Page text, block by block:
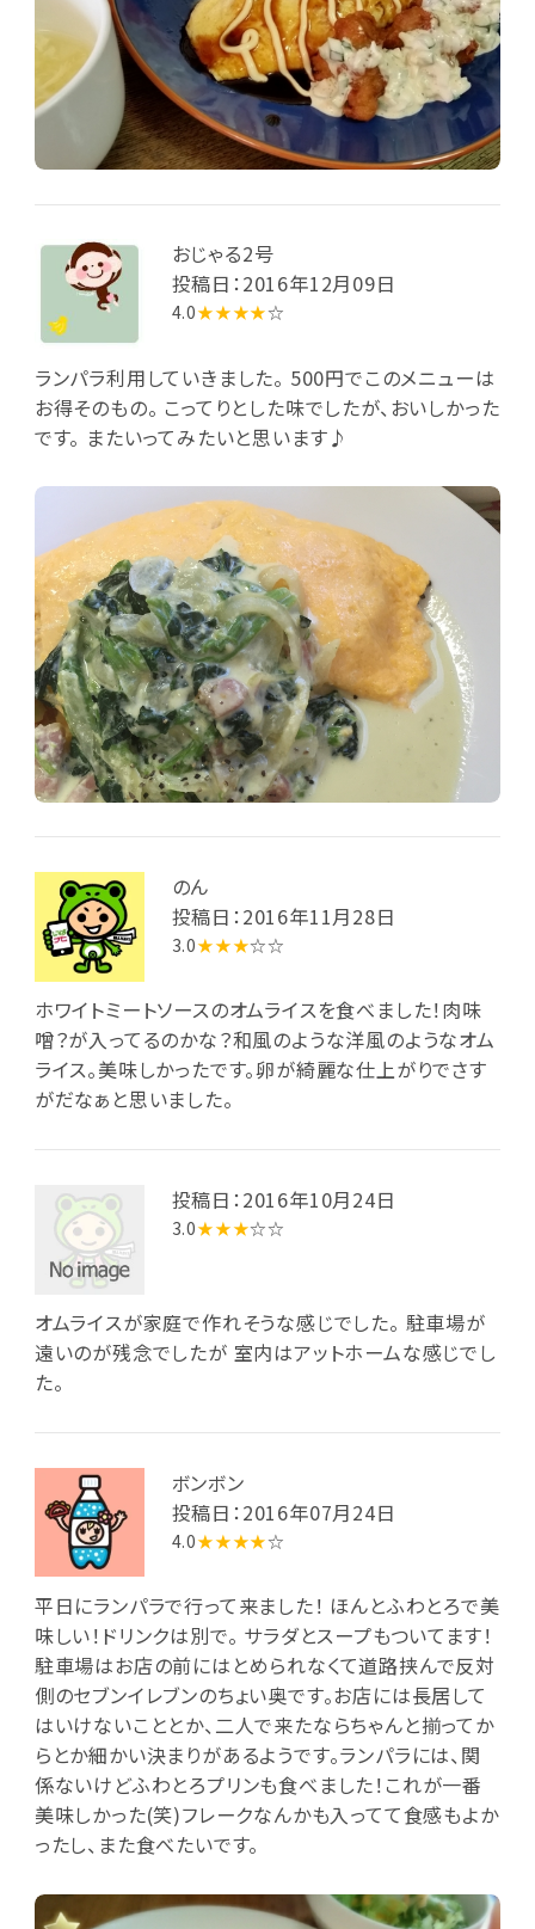
おじゃる2号
投稿日：2016年12月09日
4.0★★★★☆
ランパラ利用していきました。 500円でこのメニューは
お得そのもの。 こってりとした味でしたが、おいしかった
です。 またいってみたいと思います♪
のん
投稿日：2016年11月28日
3.0★★★☆☆
ホワイトミートソースのオムライスを食べました！肉味
噌？が入ってるのかな？和風のような洋風のようなオム
ライス。美味しかったです。卵が綺麗な仕上がりでさす
がだなぁと思いました。
投稿日：2016年10月24日
3.0★★★☆☆
オムライスが家庭で作れそうな感じでした。 駐車場が
遠いのが残念でしたが 室内はアットホームな感じでし
た。
ボンボン
投稿日：2016年07月24日
4.0★★★★☆
平日にランパラで行って来ました！ ほんとふわとろで美
味しい！ドリンクは別で。 サラダとスープもついてます！
駐車場はお店の前にはとめられなくて道路挟んで反対
側のセブンイレブンのちょい奥です。お店には長居して
はいけないこととか、二人で来たならちゃんと揃ってか
らとか細かい決まりがあるようです。ランパラには、関
係ないけどふわとろプリンも食べました！これが一番
美味しかった(笑)フレークなんかも入ってて食感もよか
ったし、また食べたいです。